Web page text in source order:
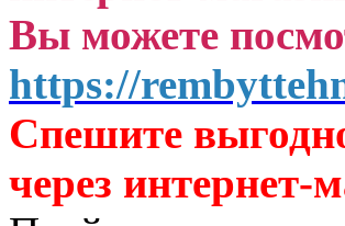
Вы можете
https://
Спешите
через интернет-